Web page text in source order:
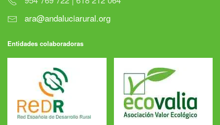
ara@andaluciarural.org
Entidades colaboradoras